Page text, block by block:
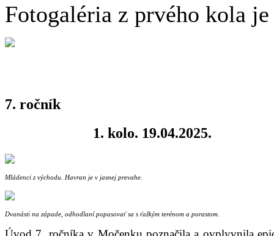
Fotogaléria z prvého kola
7. ročník
1. kolo. 19.04.2025.
Mládenci z východu. Havran je v jasnej prevahe.
Dvanásti na západe, odhodlaní popasovať sa s ťažkým terénom a porastom.